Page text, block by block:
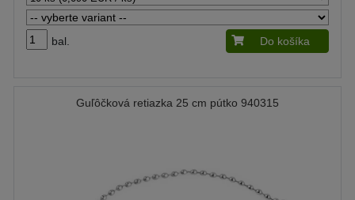
bal. Do košíka
Guľôčková retiazka 25 cm pútko 940315